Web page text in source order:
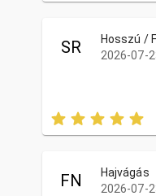
SR
Hosszú /
2026-07-
FN
Hajvágás
2026-07-